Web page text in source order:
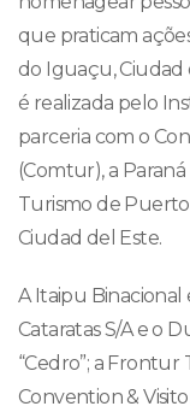
que praticam
do Iguaçu, Ciudad
é realizada pelo
parceria com o
(Comtur), a
Turismo de
Ciudad del Este.
A Itaipu Binacional
Cataratas S/A e o
“Cedro”; a Frontur
Convention &